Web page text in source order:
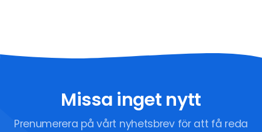
Missa inget nytt
Prenumerera på vårt nyhetsbrev för att få reda